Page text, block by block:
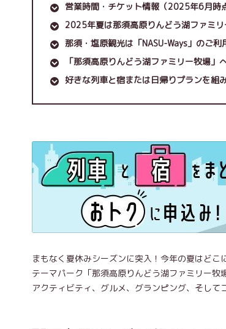
営業時間・チケット情報（2025年6月時
2025年夏は那須高原りんどう湖ファミ
那須・塩原観光は「NASU-Ways」のご利
「那須高原りんどう湖ファミリー牧場」
好きな列車と宿または日帰りプランを組
まもなく夏休みシーズンに突入！今年の夏はど
テーマパーク「那須高原りんどう湖ファミリー
アクティビティ、グルメ、グランピング、そして